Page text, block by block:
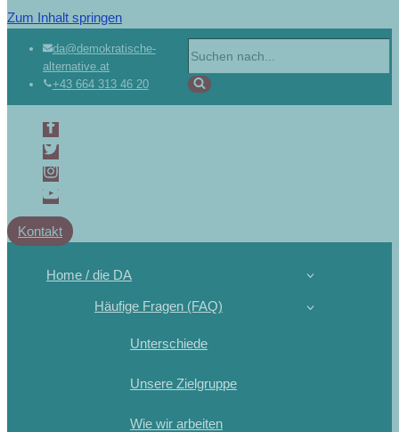
Zum Inhalt springen
da@demokratische-
alternative.at
+43 664 313 46 20
Kontakt
Home / die DA
Häufige Fragen (FAQ)
Unterschiede
Unsere Zielgruppe
Wie wir arbeiten